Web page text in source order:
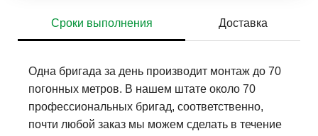
Сроки выполнения Доставка
Одна бригада за день производит монтаж до 70
погонных метров. В нашем штате около 70
профессиональных бригад, соответственно,
почти любой заказ мы можем сделать в течение